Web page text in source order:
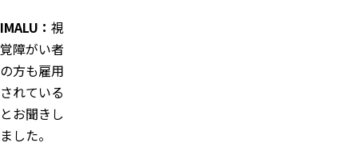
IMALU ： 視
覚障がい者
の方も雇用
されている
とお聞きし
ました。